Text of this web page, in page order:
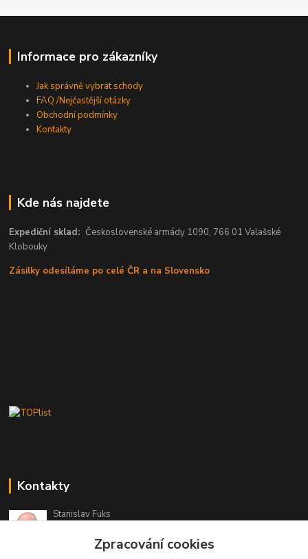
Informace pro zákazníky
Jak správně vybrat schody
FAQ /Nejčastější otázky
Obchodní podmínky
Kontakty
Kde nás najdete
Expediční sklad:Československé armády 1090, 766 01 Valašské
Klobouky
Zásilky odesíláme po celé ČR a na Slovensko
Kontakty
Stanislav Fuks
Po-Čt 7.00 - 16.00 hod. Pá 7.00 - 12.00 hod.
Zpracování cookies